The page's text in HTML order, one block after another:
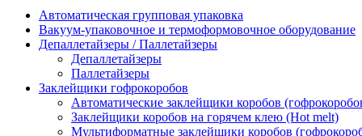
Автоматическая групповая упаковка
Вакуум-упаковочное и термоформовочное оборудование
Депаллетайзеры / Паллетайзеры
Депаллетайзеры
Паллетайзеры
Заклейщики гофрокоробов
Автоматические заклейщики коробов
Заклейщики коробов на горячем клею (Hot melt)
Мультиформатные заклейщики коробов